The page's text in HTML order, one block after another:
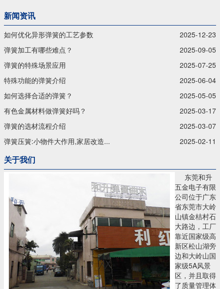
新闻资讯
如何优化异形弹簧的工艺参数
2025-12-23
弹簧加工有哪些难点？
2025-09-05
弹簧的特殊场景应用
2025-07-25
特殊功能的弹簧介绍
2025-06-04
如何选择合适的弹簧？
2025-05-05
有色金属材料做弹簧好吗？
2025-03-17
弹簧的选材流程介绍
2025-03-07
弹簧压簧:小物件大作用,家居改造...
2025-02-11
关于我们
东莞和升
五金电子有限
公司位于广东
省东莞市大岭
山镇金桔村石
大路边，工厂
靠近国家级高
新区松山湖旁
边和大岭山国
家级5A风景
区，并且取得
了质量管理体